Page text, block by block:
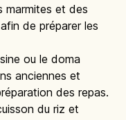
marmites et des
de préparer les
ou le doma
anciennes et
des repas.
du riz et